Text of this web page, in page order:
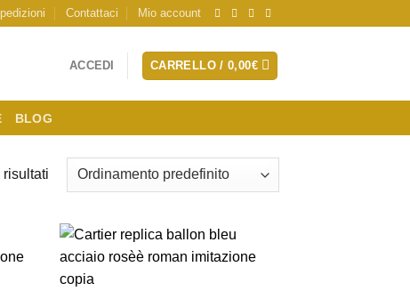
Contattaci Mio account
ACCEDI CARRELLO /0,00€
BLOG